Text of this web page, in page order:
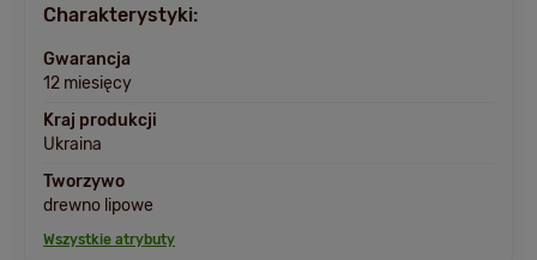
Charakterystyki:
Gwarancja
12 miesięcy
Kraj produkcji
Ukraina
Tworzywo
drewno lipowe
Wszystkie atrybuty